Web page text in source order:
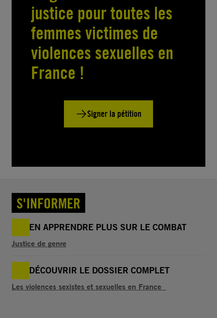
justice pour toutes les
femmes victimes de
violences sexuelles en
France !
Signer la pétition
S'INFORMER
EN APPRENDRE PLUS SUR LE COMBAT
Justice de genre
DÉCOUVRIR LE DOSSIER COMPLET
Les violences sexistes et sexuelles en France